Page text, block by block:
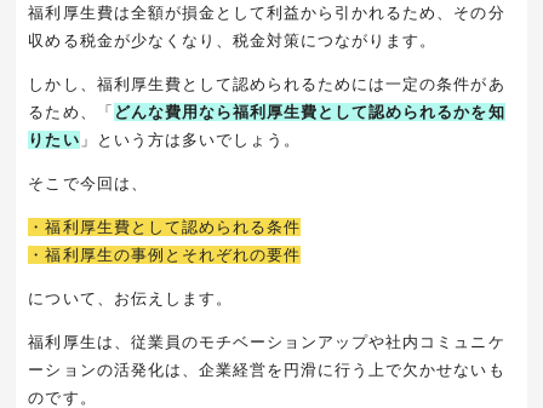
福利厚生費は全額が損金として利益から引かれるため、その分
収める税金が少なくなり、税金対策につながります。
しかし、福利厚生費として認められるためには一定の条件があ
るため、「 どんな費用なら福利厚生費として認められるかを知
りたい 」という方は多いでしょう。
そこで今回は、
・福利厚生費として認められる条件
・福利厚生の事例とそれぞれの要件
について、お伝えします。
福利厚生は、従業員のモチベーションアップや社内コミュニケ
ーションの活発化は、企業経営を円滑に行う上で欠かせないも
のです。